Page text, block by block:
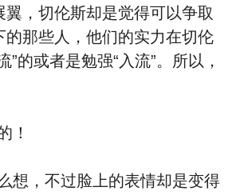
，切伦斯却是觉得可以争取
的那些人，他们的实力在切伦
”的或者是勉强“入流”。所以，
，不过脸上的表情却是变得